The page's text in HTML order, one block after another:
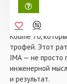
Представьте,
льду
ветерок. В
Koume 70,
трофей. Этот
IMA — не просто
инженерной
и результат.